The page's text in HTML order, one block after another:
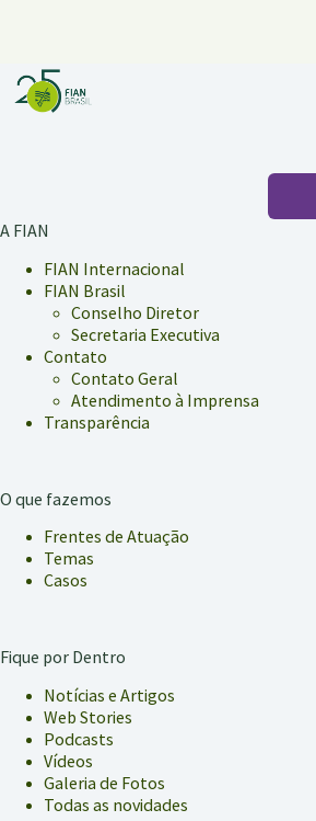
A FIAN
FIAN Internacional
FIAN Brasil
Conselho Diretor
Secretaria Executiva
Contato
Contato Geral
Atendimento à Imprensa
Transparência
O que fazemos
Frentes de Atuação
Temas
Casos
Fique por Dentro
Notícias e Artigos
Web Stories
Podcasts
Vídeos
Galeria de Fotos
Todas as novidades